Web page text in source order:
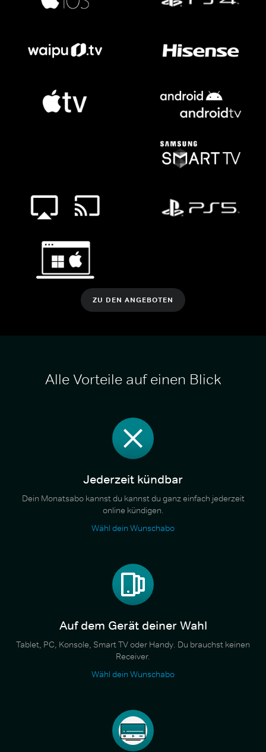
ZU DEN ANGEBOTEN
Alle Vorteile auf einen Blick
Jederzeit kündbar
Dein Monatsabo kannst du kannst du ganz einfach jederzeit
online kündigen.
Wähl dein Wunschabo
Auf dem Gerät deiner Wahl
Tablet, PC, Konsole, Smart TV oder Handy. Du brauchst keinen
Receiver.
Wähl dein Wunschabo